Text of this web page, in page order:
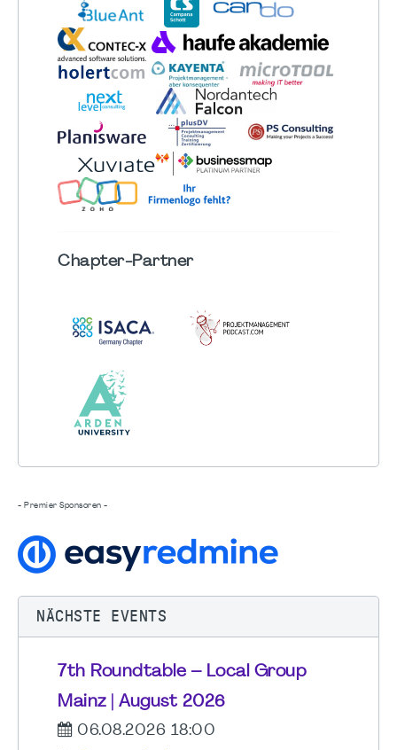
Chapter-Partner
- Premier Sponsoren -
NÄCHSTE EVENTS
7th Roundtable – Local Group
Mainz | August 2026
06.08.2026 18:00